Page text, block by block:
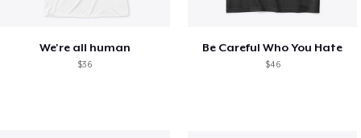
We're all human
$36
Be Careful Who You Hate
$46